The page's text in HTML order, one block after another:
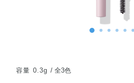
容量 0.3g 全3色